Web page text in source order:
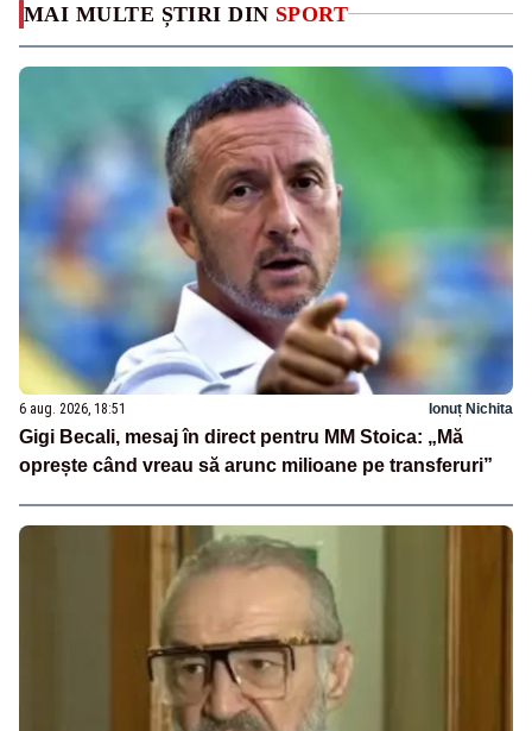
MAI MULTE ȘTIRI DIN SPORT
6 aug. 2026, 18:51 Ionuț Nichita
Gigi Becali, mesaj în direct pentru MM Stoica: „Mă
oprește când vreau să arunc milioane pe transferuri”